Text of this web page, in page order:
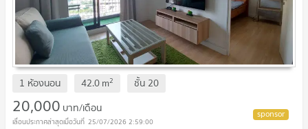
1 ห้องนอน 42.0m2 ชั้น 20
20,000 บาท/เดือน
25/07/2026 2:59:00